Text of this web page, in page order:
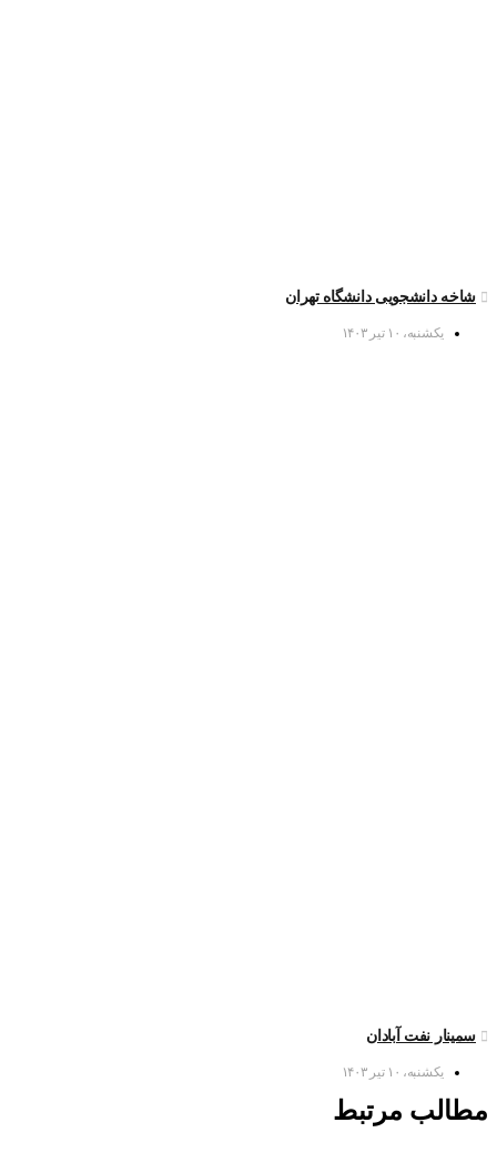
شاخه دانشجویی دانشگاه تهران
یکشنبه، ۱۰ تیر ۱۴۰۳
سمینار نفت آبادان
یکشنبه، ۱۰ تیر ۱۴۰۳
مطالب مرتبط